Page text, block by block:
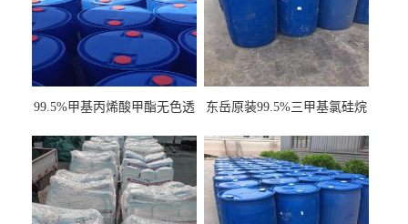
99.5%甲基丙烯酸甲酯无色透
东岳原装99.5%三甲基氯硅烷